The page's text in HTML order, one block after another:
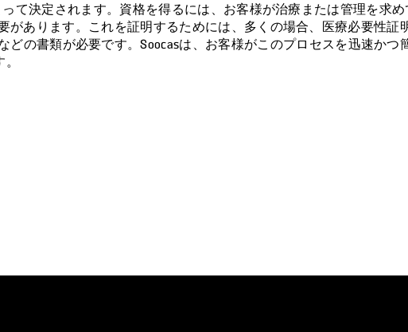
て決定されます。資格を得るには、お客様が治療または管理を求め
があります。これを証明するためには、多くの場合、医療必要性証
などの書類が必要です。Soocasは、お客様がこのプロセスを迅速かつ
。
ます。
開きます。